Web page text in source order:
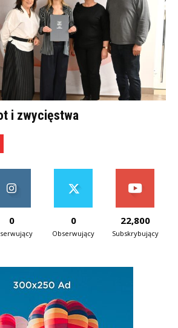
i zwycięstwa
0 0
Obserwujący
22,800
Subskrybujący